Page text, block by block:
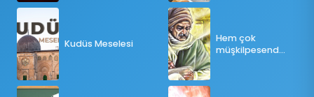
Kudüs Meselesi
Hem çok
müşkilpesend